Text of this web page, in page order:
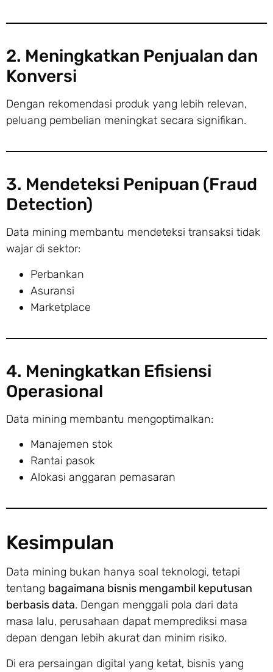
2. Meningkatkan Penjualan dan
Konversi
Dengan rekomendasi produk yang lebih relevan,
peluang pembelian meningkat secara signifikan.
3. Mendeteksi Penipuan (Fraud
Detection)
Data mining membantu mendeteksi transaksi tidak
wajar di sektor:
Perbankan
Asuransi
Marketplace
4. Meningkatkan Efisiensi
Operasional
Data mining membantu mengoptimalkan:
Manajemen stok
Rantai pasok
Alokasi anggaran pemasaran
Kesimpulan
Data mining bukan hanya soal teknologi, tetapi
tentang bagaimana bisnis mengambil keputusan
berbasis data. Dengan menggali pola dari data
masa lalu, perusahaan dapat memprediksi masa
depan dengan lebih akurat dan minim risiko.
Di era persaingan digital yang ketat, bisnis yang